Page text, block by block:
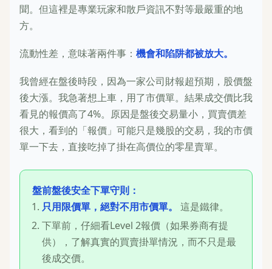
聞。但這裡是專業玩家和散戶資訊不對等最嚴重的地
方。
流動性差，意味著兩件事： 機會和陷阱都被放大。
我曾經在盤後時段，因為一家公司財報超預期，股價盤
後大漲。我急著想上車，用了市價單。結果成交價比我
看見的報價高了4%。原因是盤後交易量小，買賣價差
很大，看到的「報價」可能只是幾股的交易，我的市價
單一下去，直接吃掉了掛在高價位的零星賣單。
盤前盤後安全下單守則：
只用限價單，絕對不用市價單。
這是鐵律。
下單前，仔細看Level 2報價（如果券商有提
供），了解真實的買賣掛單情況，而不只是最
後成交價。